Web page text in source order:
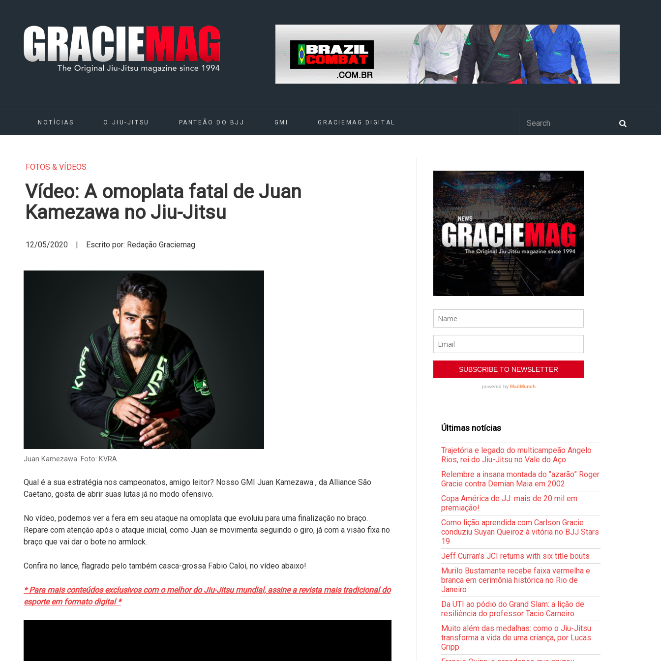
NOTÍCIAS O JIU-JITSU PANTEÃO DO BJJ GMI GRACIEMAG DIGITAL
FOTOS & VÍDEOS
Vídeo: A omoplata fatal de Juan
Kamezawa no Jiu-Jitsu
12/05/2020 | Escrito por: Redação Graciemag
Juan Kamezawa. Foto: KVRA
Qual é a sua estratégia nos campeonatos, amigo leitor? Nosso GMI Juan Kamezawa , da Alliance São
Caetano, gosta de abrir suas lutas já no modo ofensivo.
No vídeo, podemos ver a fera em seu ataque na omoplata que evoluiu para uma finalização no braço.
Repare com atenção após o ataque inicial, como Juan se movimenta seguindo o giro, já com a visão fixa no
braço que vai dar o bote no armlock.
Confira no lance, flagrado pelo também casca-grossa Fabio Caloi, no vídeo abaixo!
* Para mais conteúdos exclusivos com o melhor do Jiu-Jitsu mundial, assine a revista mais tradicional do
esporte em formato digital *
Últimas notícias
Trajetória e legado do multicampeão Angelo
Rios, rei do Jiu-Jitsu no Vale do Aço
Relembre a insana montada do “azarão” Roger
Gracie contra Demian Maia em 2002
Copa América de JJ: mais de 20 mil em
premiação!
Como lição aprendida com Carlson Gracie
conduziu Suyan Queiroz à vitória no BJJ Stars
19
Jeff Curran’s JCI returns with six title bouts
Murilo Bustamante recebe faixa vermelha e
branca em cerimônia histórica no Rio de
Janeiro
Da UTI ao pódio do Grand Slam: a lição de
resiliência do professor Tacio Carneiro
Muito além das medalhas: como o Jiu-Jitsu
transforma a vida de uma criança, por Lucas
Gripp